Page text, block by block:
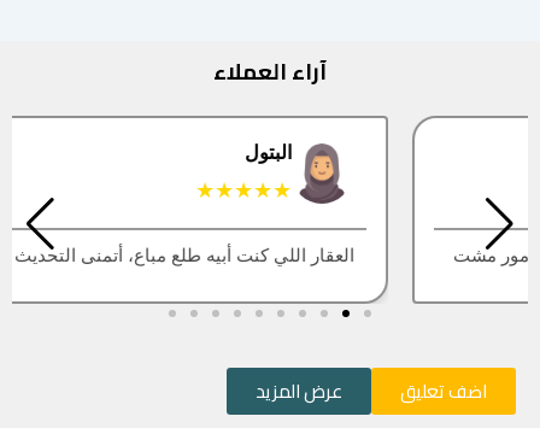
آراء العملاء
★★★★★
العقار اللي كنت أبيه طلع مباع، أتمنى التحديث يكون أسرع
اضف تعليق عرض المزيد